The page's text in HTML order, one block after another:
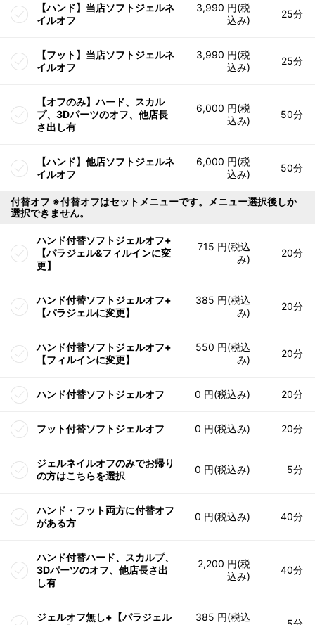
【ハンド】当店ソフトジェルネ
イルオフ
3,990 円(税
込み)
25分
【フット】当店ソフトジェルネ
イルオフ
3,990 円(税
込み)
25分
【オフのみ】ハード、スカル
プ、3Dパーツのオフ、他店長
さ出し有
6,000 円(税
込み)
50分
【ハンド】他店ソフトジェルネ
イルオフ
6,000 円(税
込み)
50分
付替オフ ※付替オフはセットメニューです。メニュー選択後しか
選択できません。
ハンド付替ソフトジェルオフ+
【パラジェル&フィルインに変
更】
715 円(税込
み)
20分
ハンド付替ソフトジェルオフ+
【パラジェルに変更】
385 円(税込
み)
20分
ハンド付替ソフトジェルオフ+
【フィルインに変更】
550 円(税込
み)
20分
ハンド付替ソフトジェルオフ 0 円(税込み) 20分
フット付替ソフトジェルオフ 0 円(税込み) 20分
ジェルネイルオフのみでお帰り
の方はこちらを選択
0 円(税込み) 5分
ハンド・フット両方に付替オフ
がある方
0 円(税込み) 40分
ハンド付替ハード、スカルプ、
3Dパーツのオフ、他店長さ出
し有
2,200 円(税
込み)
40分
ジェルオフ無し+【パラジェル
385 円(税込